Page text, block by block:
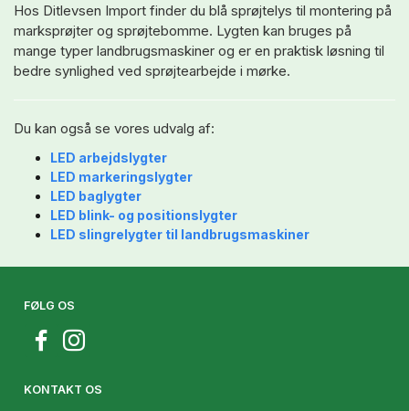
Hos Ditlevsen Import finder du blå sprøjtelys til montering på
marksprøjter og sprøjtebomme. Lygten kan bruges på
mange typer landbrugsmaskiner og er en praktisk løsning til
bedre synlighed ved sprøjtearbejde i mørke.
Du kan også se vores udvalg af:
LED arbejdslygter
LED markeringslygter
LED baglygter
LED blink- og positionslygter
LED slingrelygter til landbrugsmaskiner
FØLG OS
KONTAKT OS